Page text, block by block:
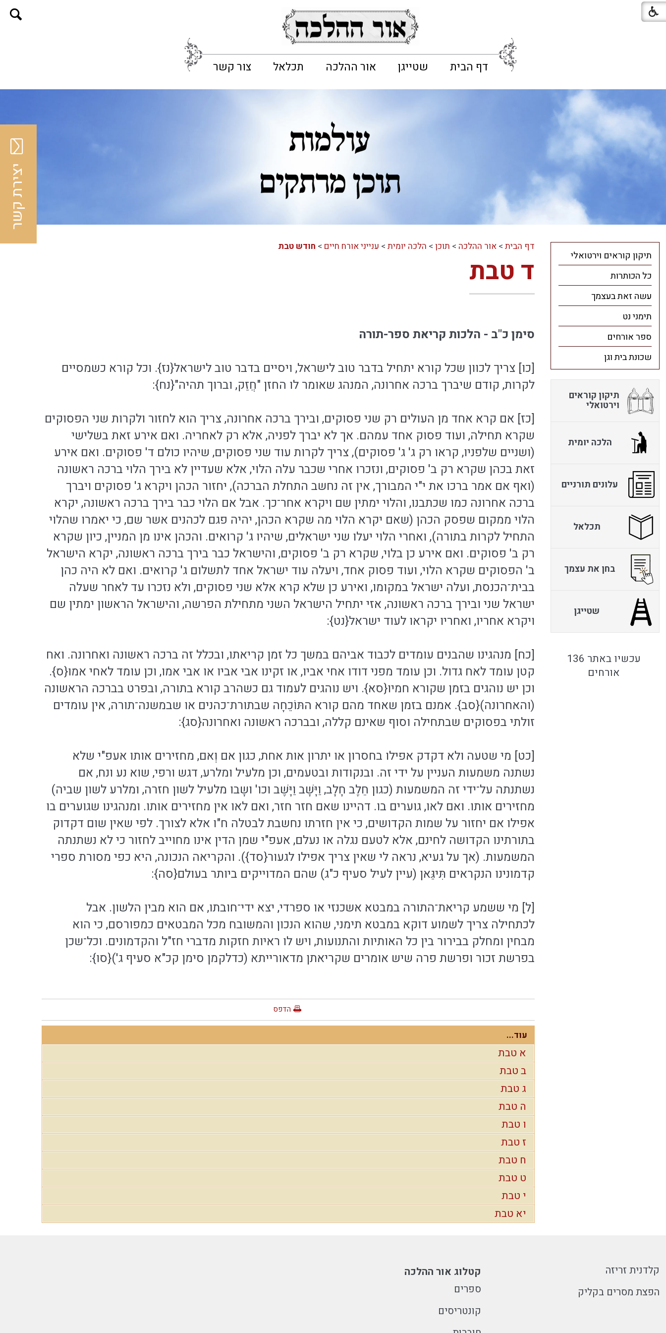
דף הבית שטייגן אור ההלכה תכלאל צור קשר
דף הבית> אור ההלכה > תוכן> הלכה יומית> ענייני אורח חיים > חודש טבת
ד טבת
סימן כ"ב - הלכות קריאת ספר-תורה
[כו] צריך לכוון שכל קורא יתחיל בדבר טוב לישראל, ויסיים בדבר טוב לישראל{נז}. וכל קורא כשמסיים
לקרות, קודם שיברך ברכה אחרונה, המנהג שאומר לו החזן "חֲזַק, וברוך תהיה"{נח}:
[כז] אם קרא אחד מן העולים רק שני פסוקים, ובירך ברכה אחרונה, צריך הוא לחזור ולקרות שני הפסוקים
שקרא תחילה, ועוד פסוק אחד עמהם. אך לא יברך לפניה, אלא רק לאחריה. ואם אירע זאת בשלישי
(ושניים שלפניו, קראו רק ג' ג' פסוקים), צריך לקרות עוד שני פסוקים, שיהיו כולם ד' פסוקים. ואם אירע
זאת בכהן שקרא רק ב' פסוקים, ונזכרו אחרי שכבר עלה הלוי, אלא שעדיין לא בירך הלוי ברכה ראשונה
(ואף אם אמר ברכו את י"י המבורך, אין זה נחשב התחלת הברכה), יחזור הכהן ויקרא ג' פסוקים ויברך
ברכה אחרונה כמו שכתבנו, והלוי ימתין שם ויקרא אחר־כך. אבל אם הלוי כבר בירך ברכה ראשונה, יקרא
הלוי ממקום שפסק הכהן (שאם יקרא הלוי מה שקרא הכהן, יהיה פגם לכהנים אשר שם, כי יאמרו שהלוי
התחיל לקרות בתורה), ואחרי הלוי יעלו שני ישראלים, שיהיו ג' קרואים. והכהן אינו מן המניין, כיון שקרא
רק ב' פסוקים. ואם אירע כן בלוי, שקרא רק ב' פסוקים, והישראל כבר בירך ברכה ראשונה, יקרא הישראל
ב' הפסוקים שקרא הלוי, ועוד פסוק אחד, ויעלה עוד ישראל אחד לתשלום ג' קרואים. ואם לא היה כהן
בבית־הכנסת, ועלה ישראל במקומו, ואירע כן שלא קרא אלא שני פסוקים, ולא נזכרו עד לאחר שעלה
ישראל שני ובירך ברכה ראשונה, אזי יתחיל הישראל השני מתחילת הפרשה, והישראל הראשון ימתין שם
ויקרא אחריו, ואחריו יקראו לעוד ישראל{נט}:
[כח] מנהגינו שהבנים עומדים לכבוד אביהם במשך כל זמן קריאתו, ובכלל זה ברכה ראשונה ואחרונה. ואח
קטן עומד לאח גדול. וכן עומד מפני דודו אחי אביו, או זקינו אבי אביו או אבי אמו, וכן עומד לאחי אמו{ס}.
וכן יש נוהגים בזמן שקורא חמיו{סא}. ויש נוהגים לעמוד גם כשהרב קורא בתורה, ובפרט בברכה הראשונה
(והאחרונה){סב}. אמנם בזמן שאחד מהם קורא התּוֹכֵחָה שבתורת־כהנים או שבמשנה־תורה, אין עומדים
זולתי בפסוקים שבתחילה וסוף שאינם קללה, ובברכה ראשונה ואחרונה{סג}:
[כט] מי שטעה ולא דקדק אפילו בחסרון או יתרון אות אחת, כגון אם וְאם, מחזירים אותו אעפ"י שלא
נשתנה משמעות העניין על ידי זה. ובנקודות ובטעמים, וכן מלעיל ומלרע, דגש ורפי, שוא נע ונח, אם
נשתנתה על־ידי זה המשמעות (כגון חֵלֶב חָלָב, וַיָּשָׁב וַיָּשֶׁב וכו' ושָבו מלעיל לשון חזרה, ומלרע לשון שביה)
מחזירים אותו. ואם לאו, גוערים בו. דהיינו שאם חזר חזר, ואם לאו אין מחזירים אותו. ומנהגינו שגוערים בו
אפילו אם יחזור על שמות הקדושים, כי אין חזרתו נחשבת לבטלה ח"ו אלא לצורך. לפי שאין שום דקדוק
בתורתינו הקדושה לחינם, אלא לטעם נגלה או נעלם, אעפ"י שמן הדין אינו מחוייב לחזור כי לא נשתנתה
המשמעות. (אך על געיא, נראה לי שאין צריך אפילו לגעור{סד}). והקריאה הנכונה, היא כפי מסורת ספרי
קדמונינו הנקראים תִּיגַּאן (עיין לעיל סעיף כ"ג) שהם המדוייקים ביותר בעולם{סה}:
[ל] מי ששמע קריאת־התורה במבטא אשכנזי או ספרדי, יצא ידי־חובתו, אם הוא מבין הלשון. אבל
לכתחילה צריך לשמוע דוקא במבטא תימני, שהוא הנכון והמשובח מכל המבטאים כמפורסם, כי הוא
מבחין ומחלק בבירור בין כל האותיות והתנועות, ויש לו ראיות חזקות מדברי חז"ל והקדמונים. וכל־שכן
בפרשת זכור ופרשת פרה שיש אומרים שקריאתן מדאורייתא (כדלקמן סימן קכ"א סעיף ג'){סו}:
הדפס
עוד...
א טבת
ב טבת
ג טבת
ה טבת
ו טבת
ז טבת
ח טבת
ט טבת
י טבת
יא טבת
תיקון קוראים וירטואלי
כל הכותרות
עשה זאת בעצמך
תימני נט
ספר אורחים
שכונת בית וגן
תיקון קוראים
וירטואלי
הלכה יומית
עלונים תורניים
תכלאל
בחן את עצמך
שטייגן
עכשיו באתר 136
אורחים
קלדנית זריזה
הפצת מסרים בקליק
קטלוג אור ההלכה
ספרים
קונטריסים
יצירת קשר